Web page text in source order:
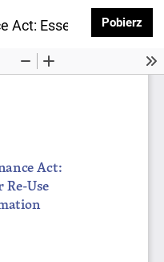
Act: Essential Pobierz